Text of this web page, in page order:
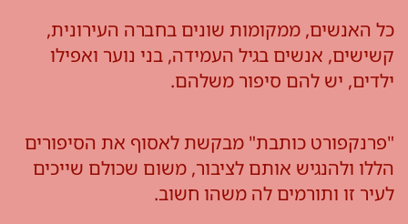
כל האנשים, ממקומות שונים בחברה העירונית,
קשישים, אנשים בגיל העמידה, בני נוער ואפילו
ילדים, יש להם סיפור משלהם.
"פרנקפורט כותבת" מבקשת לאסוף את הסיפורים
הללו ולהנגיש אותם לציבור, משום שכולם שייכים
לעיר זו ותורמים לה משהו חשוב.